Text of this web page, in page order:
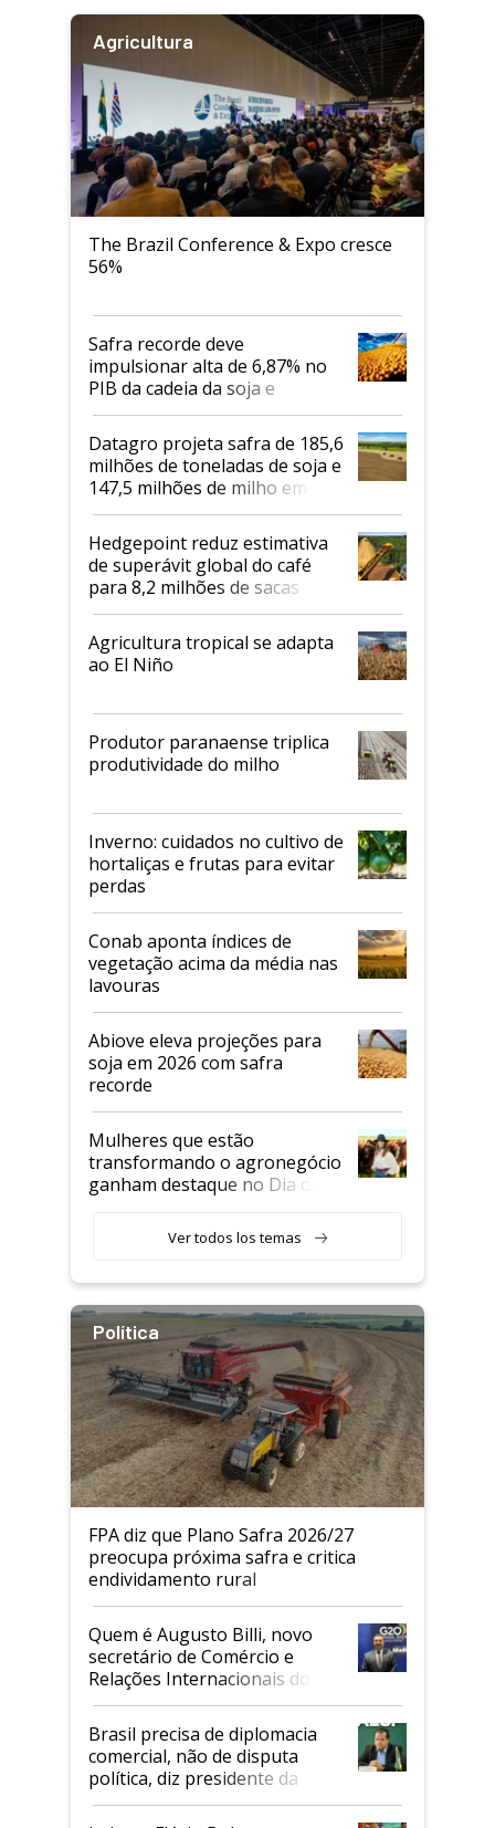
Agricultura
The Brazil Conference & Expo cresce
56%
Safra recorde deve
impulsionar alta de 6,87% no
PIB da cadeia da soja e
biodiesel em 2026
Datagro projeta safra de 185,6
milhões de toneladas de soja e
147,5 milhões de milho em
2026/27
Hedgepoint reduz estimativa
de superávit global do café
para 8,2 milhões de sacas
Agricultura tropical se adapta
ao El Niño
Produtor paranaense triplica
produtividade do milho
Inverno: cuidados no cultivo de
hortaliças e frutas para evitar
perdas
Conab aponta índices de
vegetação acima da média nas
lavouras
Abiove eleva projeções para
soja em 2026 com safra
recorde
Mulheres que estão
transformando o agronegócio
ganham destaque no Dia do
Ver todos los temas
Política
FPA diz que Plano Safra 2026/27
preocupa próxima safra e critica
endividamento rural
Quem é Augusto Billi, novo
secretário de Comércio e
Relações Internacionais do
Mapa
Brasil precisa de diplomacia
comercial, não de disputa
política, diz presidente da
Faesp